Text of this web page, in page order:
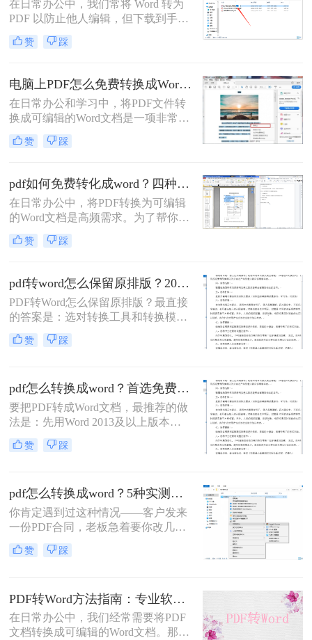
在日常办公中，我们常将 Word 转为
PDF 以防止他人编辑，但下载到手的
PDF 往往又需要修改内容，这时就不
得不将 PDF 再转回 Word。然而，很
错乱，要么工具捆绑广告，甚至文件
受损。那么 PDF 如何改成 Word 文
档？本文从 转换质量、操作难度、文
件安全、批量能力 四个维度，对比三
种主流方法，帮助您快速选出最合适
的那一种。
赞 踩
电脑上PDF怎么免费转换成Word？四种方法对比与实操指南（附详细表格）!
在日常办公和学习中，将PDF文件转
换成可编辑的Word文档是一项非常高
频的需求。PDF虽然版式固定、不易
篡改，但编辑修改较为困难，而Word
为了帮你快速选出最适合自己的转换
方式，下表汇总了四种主流免费方法
的核心差异：
赞 踩
pdf如何免费转化成word？四种方法对比与实操指南（附详细表格）
在日常办公中，将PDF转换为可编辑
的Word文档是高频需求。为了帮你快
速选出最适合自己的方案，下表汇总
了四种主流免费方法的核心差异：
赞 踩
pdf转word怎么保留原排版？2026最新实测，这5种方法从免费到专业全搞定！
PDF转Word怎么保留原排版？最直接
的答案是：选对转换工具和转换模式
——可编辑PDF优先用Word直接打开
或专业转换软件的“排版优先”模式，
排版错乱、表格移位、字体变样等问
题的核心原则。
赞 踩
pdf怎么转换成word？首选免费工具，复杂文件再上专业软件！
要把PDF转成Word文档，最推荐的做
法是：先用Word 2013及以上版本直
接打开PDF（免费、无损）、再用
Google Drive在线转换（免费、云
底。
赞 踩
pdf怎么转换成word？5种实测方法，从免费到专业全攻略！
你肯定遇到过这种情况——客户发来
一份PDF合同，老板急着要你改几个
字；老师上传的PDF课件，你想复制
一段做笔记；或者自己扫描的纸质文
者，“pdf怎么转换成word”绝对是高频
刚需。
赞 踩
PDF转Word方法指南：专业软件、在线工具、Word内置与改后缀名4种方案对比！
在日常办公中，我们经常需要将PDF
文档转换成可编辑的Word文档。那么